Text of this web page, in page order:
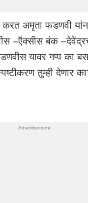
करत अमृता फडणवी
बंक
यावर गप्प का
तुम्ही देणार